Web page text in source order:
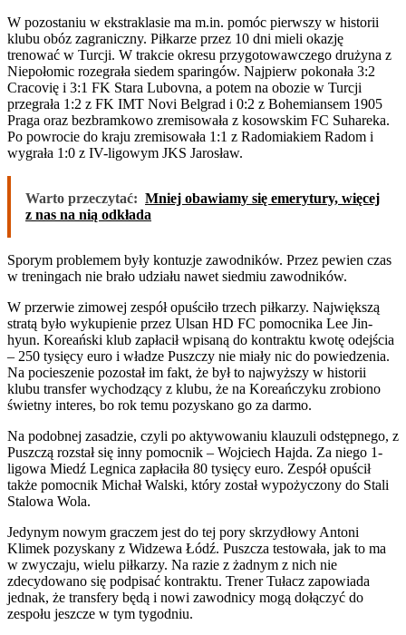
W pozostaniu w ekstraklasie ma m.in. pomóc pierwszy w historii
klubu obóz zagraniczny. Piłkarze przez 10 dni mieli okazję
trenować w Turcji. W trakcie okresu przygotowawczego drużyna z
Niepołomic rozegrała siedem sparingów. Najpierw pokonała 3:2
Cracovię i 3:1 FK Stara Lubovna, a potem na obozie w Turcji
przegrała 1:2 z FK IMT Novi Belgrad i 0:2 z Bohemiansem 1905
Praga oraz bezbramkowo zremisowała z kosowskim FC Suhareka.
Po powrocie do kraju zremisowała 1:1 z Radomiakiem Radom i
wygrała 1:0 z IV-ligowym JKS Jarosław.
Warto przeczytać: Mniej obawiamy się emerytury, więcej
z nas na nią odkłada
Sporym problemem były kontuzje zawodników. Przez pewien czas
w treningach nie brało udziału nawet siedmiu zawodników.
W przerwie zimowej zespół opuściło trzech piłkarzy. Największą
stratą było wykupienie przez Ulsan HD FC pomocnika Lee Jin-
hyun. Koreański klub zapłacił wpisaną do kontraktu kwotę odejścia
– 250 tysięcy euro i władze Puszczy nie miały nic do powiedzenia.
Na pocieszenie pozostał im fakt, że był to najwyższy w historii
klubu transfer wychodzący z klubu, że na Koreańczyku zrobiono
świetny interes, bo rok temu pozyskano go za darmo.
Na podobnej zasadzie, czyli po aktywowaniu klauzuli odstępnego, z
Puszczą rozstał się inny pomocnik – Wojciech Hajda. Za niego 1-
ligowa Miedź Legnica zapłaciła 80 tysięcy euro. Zespół opuścił
także pomocnik Michał Walski, który został wypożyczony do Stali
Stalowa Wola.
Jedynym nowym graczem jest do tej pory skrzydłowy Antoni
Klimek pozyskany z Widzewa Łódź. Puszcza testowała, jak to ma
w zwyczaju, wielu piłkarzy. Na razie z żadnym z nich nie
zdecydowano się podpisać kontraktu. Trener Tułacz zapowiada
jednak, że transfery będą i nowi zawodnicy mogą dołączyć do
zespołu jeszcze w tym tygodniu.